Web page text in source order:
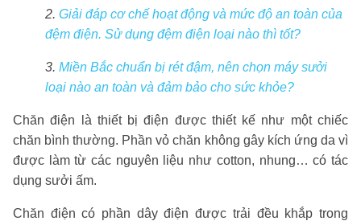
2. Giải đáp cơ chế hoạt động và mức độ an toàn của
đệm điện. Sử dụng đệm điện loại nào thì tốt?
3. Miền Bắc chuẩn bị rét đậm, nên chọn máy sưởi
loại nào an toàn và đảm bảo cho sức khỏe?
Chăn điện là thiết bị điện được thiết kế như một chiếc
chăn bình thường. Phần vỏ chăn không gây kích ứng da vì
được làm từ các nguyên liệu như cotton, nhung… có tác
dụng sưởi ấm.
Chăn điện có phần dây điện được trải đều khắp trong